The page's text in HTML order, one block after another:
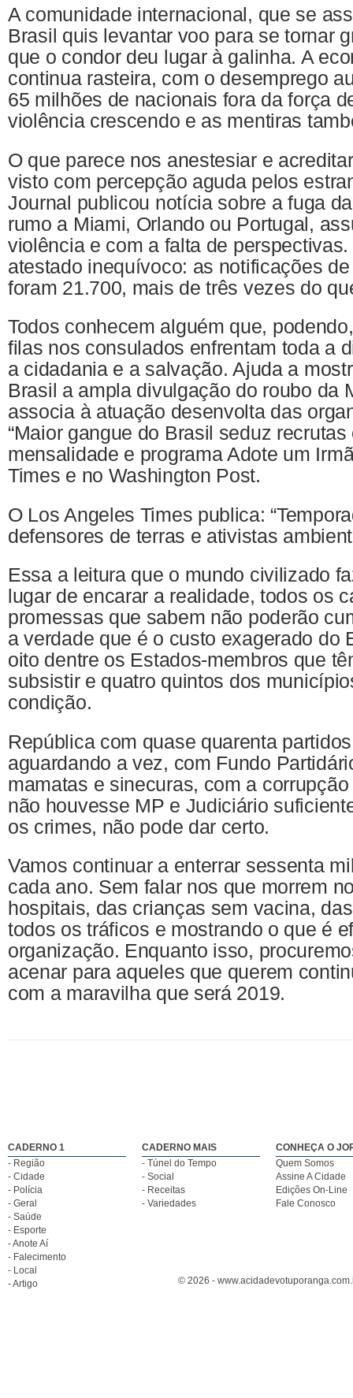
A comunidade internacional, que se
Brasil quis levantar voo para se tornar
que o condor deu lugar à galinha. A
continua rasteira, com o desemprego
65 milhões de nacionais fora da força
violência crescendo e as mentiras
O que parece nos anestesiar e
visto com percepção aguda pelos
Journal publicou notícia sobre a fuga
rumo a Miami, Orlando ou Portugal,
violência e com a falta de
atestado inequívoco: as notificações
foram 21.700, mais de três vezes do
Todos conhecem alguém que,
filas nos consulados enfrentam toda a
a cidadania e a salvação. Ajuda a
Brasil a ampla divulgação do roubo da
associa à atuação desenvolta das
“Maior gangue do Brasil seduz
mensalidade e programa Adote um
Times e no Washington Post.
O Los Angeles Times publica:
defensores de terras e ativistas
Essa a leitura que o mundo civilizado
lugar de encarar a realidade, todos os
promessas que sabem não poderão
a verdade que é o custo exagerado do
oito dentre os Estados-membros que
subsistir e quatro quintos dos
condição.
República com quase quarenta
aguardando a vez, com Fundo
mamatas e sinecuras, com a
não houvesse MP e Judiciário
os crimes, não pode dar certo.
Vamos continuar a enterrar sessenta
cada ano. Sem falar nos que morrem
hospitais, das crianças sem vacina,
todos os tráficos e mostrando o que é
organização. Enquanto isso,
acenar para aqueles que querem
com a maravilha que será 2019.
CADERNO 1
- Região
- Cidade
- Polícia
- Geral
- Saúde
- Esporte
- Anote Aí
- Falecimento
- Local
- Artigo
CADERNO MAIS
- Túnel do Tempo
- Social
- Receitas
- Variedades
CONHEÇA O
Quem Somos
Assine A Cidade
Edições On-Line
Fale Conosco
© 2026 -